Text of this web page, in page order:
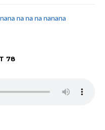
na na na nanana
78